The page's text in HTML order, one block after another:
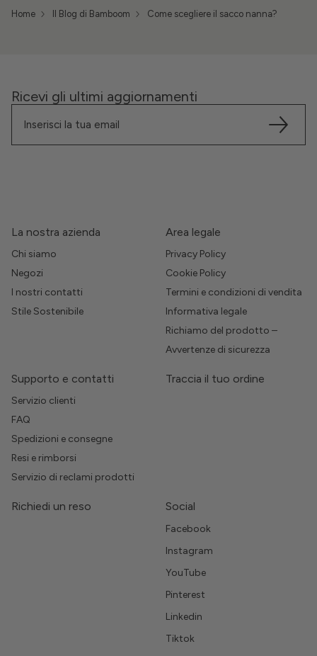
Home Il Blog di Bamboom Come scegliere il sacco nanna?
Ricevi gli ultimi aggiornamenti
La nostra azienda
Chi siamo
Negozi
I nostri contatti
Stile Sostenibile
Area legale
Privacy Policy
Cookie Policy
Termini e condizioni di vendita
Informativa legale
Richiamo del prodotto –
Avvertenze di sicurezza
Supporto e contatti
Servizio clienti
FAQ
Spedizioni e consegne
Resi e rimborsi
Servizio di reclami prodotti
Traccia il tuo ordine
Richiedi un reso Social
Facebook
Instagram
YouTube
Pinterest
Linkedin
Tiktok